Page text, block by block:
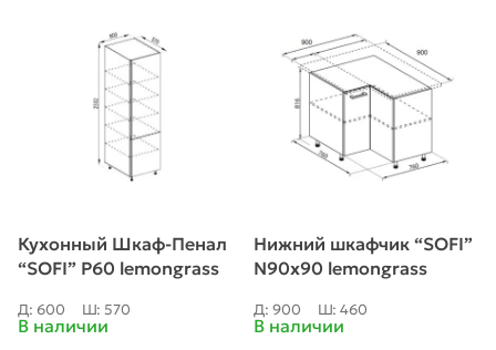
Кухонный Шкаф-Пенал
“SOFI” P60 lemongrass
Д: 600 Ш: 570
В наличии
Нижний шкафчик “SOFI”
N90x90 lemongrass
Д: 900 Ш: 460
В наличии